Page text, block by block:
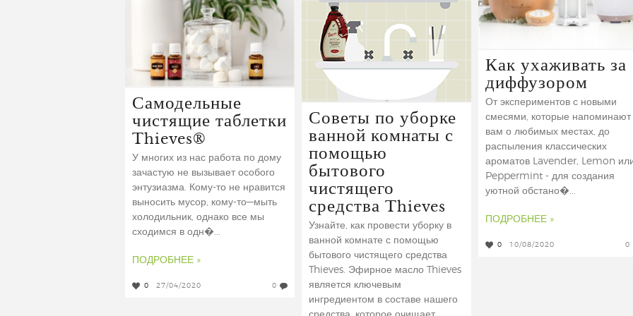
Как ухаживать за
диффузором
От экспериментов с новыми
смесями, которые напоминают
вам о любимых местах, до
распыления классических
ароматов Lavender, Lemon
Peppermint - для создания
уютной обстано�...
ПОДРОБНЕЕ »
0 10/08/2020 0
Самодельные
чистящие таблетки
Thieves®
У многих из нас работа по дому
зачастую не вызывает особого
энтузиазма. Кому-то не нравится
выносить мусор, кому-то—мыть
холодильник, однако все мы
сходимся в одн�...
ПОДРОБНЕЕ »
0 27/04/2020 0
Советы по уборке
ванной комнаты с
помощью
бытового
чистящего
средства Thieves
Узнайте, как провести уборку в
ванной комнате с помощью
бытового чистящего средства
Thieves. Эфирное масло Thieves
является ключевым
ингредиентом в составе нашего